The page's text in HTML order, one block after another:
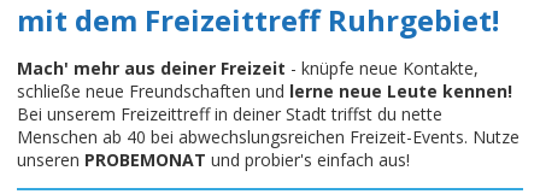
mit dem Freizeittreff Ruhrgebiet!
Mach' mehr aus deiner Freizeit - knüpfe neue Kontakte,
schließe neue Freundschaften und lerne neue Leute kennen!
Bei unserem Freizeittreff in deiner Stadt triffst du nette
Menschen ab 40 bei abwechslungsreichen Freizeit-Events. Nutze
unseren PROBEMONAT und probier's einfach aus!